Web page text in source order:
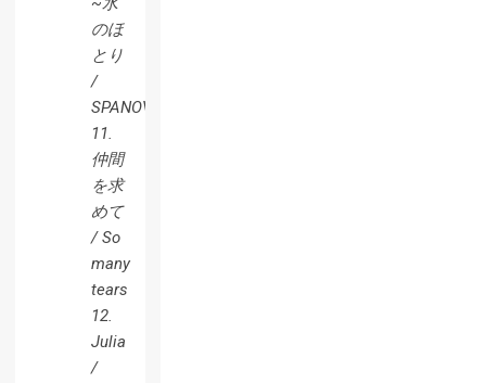
のほ
とり
/
SPANOVA
11.
仲間
を求
めて
/ So
many
tears
12.
Julia
/